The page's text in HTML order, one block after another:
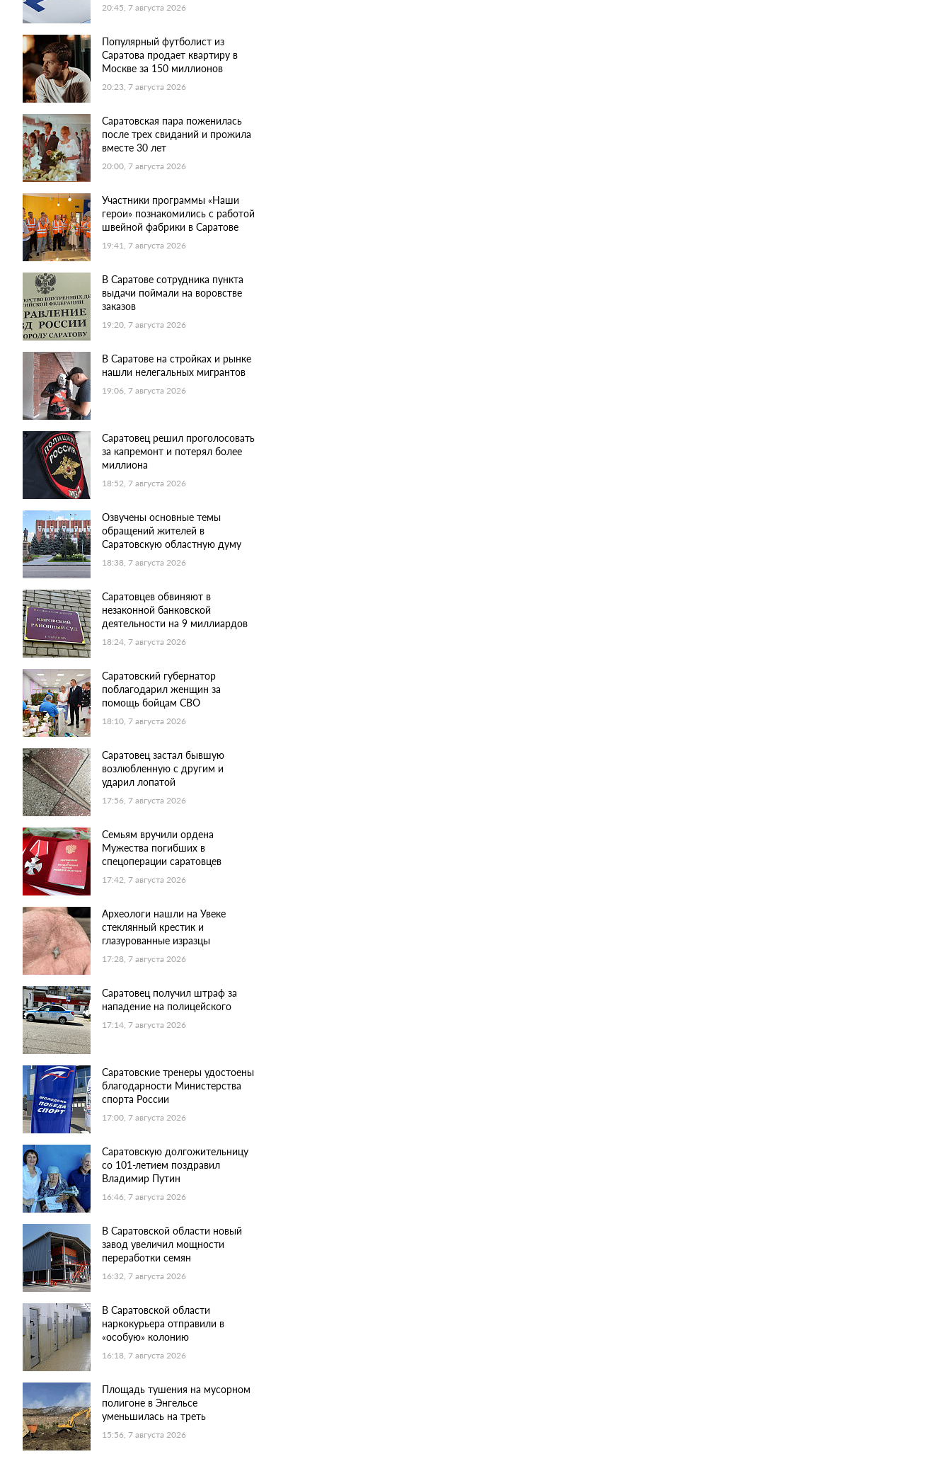
20:45, 7 августа 2026
Популярный футболист из
Саратова продает квартиру в
Москве за 150 миллионов
20:23, 7 августа 2026
Саратовская пара поженилась
после трех свиданий и прожила
вместе 30 лет
20:00, 7 августа 2026
Участники программы «Наши
герои» познакомились с работой
швейной фабрики в Саратове
19:41, 7 августа 2026
В Саратове сотрудника пункта
выдачи поймали на воровстве
заказов
19:20, 7 августа 2026
В Саратове на стройках и рынке
нашли нелегальных мигрантов
19:06, 7 августа 2026
Саратовец решил проголосовать
за капремонт и потерял более
миллиона
18:52, 7 августа 2026
Озвучены основные темы
обращений жителей в
Саратовскую областную думу
18:38, 7 августа 2026
Саратовцев обвиняют в
незаконной банковской
деятельности на 9 миллиардов
18:24, 7 августа 2026
Саратовский губернатор
поблагодарил женщин за
помощь бойцам СВО
18:10, 7 августа 2026
Саратовец застал бывшую
возлюбленную с другим и
ударил лопатой
17:56, 7 августа 2026
Семьям вручили ордена
Мужества погибших в
спецоперации саратовцев
17:42, 7 августа 2026
Археологи нашли на Увеке
стеклянный крестик и
глазурованные изразцы
17:28, 7 августа 2026
Саратовец получил штраф за
нападение на полицейского
17:14, 7 августа 2026
Саратовские тренеры удостоены
благодарности Министерства
спорта России
17:00, 7 августа 2026
Саратовскую долгожительницу
со 101-летием поздравил
Владимир Путин
16:46, 7 августа 2026
В Саратовской области новый
завод увеличил мощности
переработки семян
16:32, 7 августа 2026
В Саратовской области
наркокурьера отправили в
«особую» колонию
16:18, 7 августа 2026
Площадь тушения на мусорном
полигоне в Энгельсе
уменьшилась на треть
15:56, 7 августа 2026